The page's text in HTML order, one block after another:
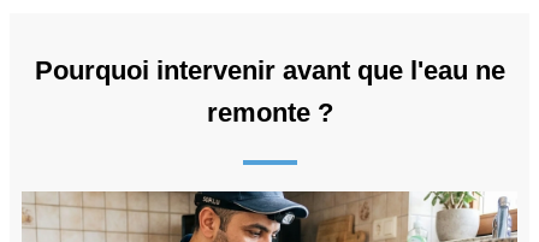
Pourquoi intervenir avant que l'eau ne
remonte ?